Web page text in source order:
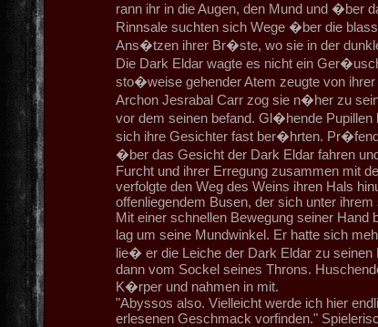
rann ihr in die Augen, den Mund und �ber
Rinnsale suchten sich Wege �ber die
Ans�tzen ihrer Br�ste, wo sie in der
Die Dark Eldar wagte es nicht ein
sto�weise gehender Atem zeugte von ihrer
Archon Jesrabal Carr zog sie n�her zu
vor dem seinen befand. Gl�hende Pupillen
sich ihre Gesichter fast ber�hrten.
�ber das Gesicht der Dark Eldar fahren
Furcht und ihrer Erregung zusammen mit
verfolgte den Weg des Weins ihren Hals
offenliegendem Busen, der sich unter
Mit einer schnellen Bewegung seiner
lag um seine Mundwinkel. Er hatte sich
lie� er die Leiche der Dark Eldar zu
dann vom Sockel seines Throns.
K�rper und nahmen in mit.
"Abyssos also. Vielleicht werde ich hier
erlesenen Geschmack vorfinden."